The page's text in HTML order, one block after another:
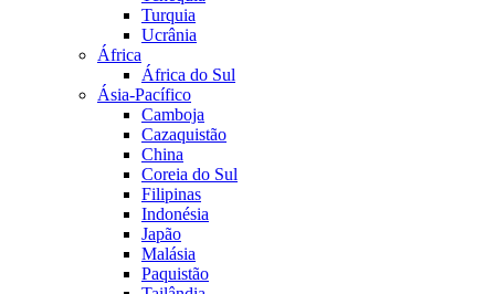
Turquia
Ucrânia
África
África do Sul
Ásia-Pacífico
Camboja
Cazaquistão
China
Coreia do Sul
Filipinas
Indonésia
Japão
Malásia
Paquistão